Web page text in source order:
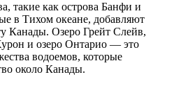
такие как острова Банфи и
в Тихом океане, добавляют
Канады. Озеро Грейт Слейв,
и озеро Онтарио — это
водоемов, которые
около Канады.